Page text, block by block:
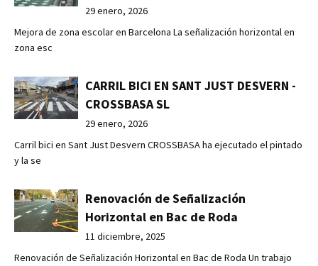
29 enero, 2026
Mejora de zona escolar en Barcelona La señalización horizontal en
zona esc
CARRIL BICI EN SANT JUST DESVERN -
CROSSBASA SL
29 enero, 2026
Carril bici en Sant Just Desvern CROSSBASA ha ejecutado el pintado
y la se
Renovación de Señalización
Horizontal en Bac de Roda
11 diciembre, 2025
Renovación de Señalización Horizontal en Bac de Roda Un trabajo